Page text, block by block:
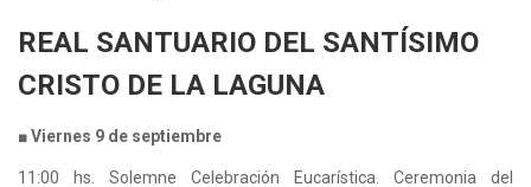
REAL SANTUARIO DEL SANTÍSIMO
CRISTO DE LA LAGUNA
■ Viernes 9 de septiembre
11:00 hs. Solemne Celebración Eucarística. Ceremonia del